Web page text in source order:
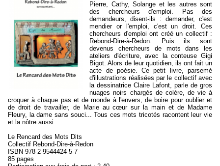
Pierre, Cathy, Solange et les autres sont
des chercheurs d'emploi. Pas des
demandeurs, disent-ils : demander, c'est
mendier or l'emploi, c'est un droit. Ces
chercheurs d'emploi ont créé un collectif :
Rebond-Dire-à-Redon. Puis ils sont
devenus chercheurs de mots dans les
ateliers d'écriture, avec la conteuse Gigi
Bigot. Alors de leur quotidien, ils ont fait un
acte de poésie. Ce petit livre, parsemé
d'illustrations réalisées par le collectif avec
la dessinatrice Claire Lafont, parle de gros
nuages noirs chargés de colère, de vie à
croquer à chaque pas et de monde à l'envers, de boire pour oublier et
de droit de travailler, de Marie au cœur sur la main et de Madame
Fleury, la dame sans souci... Tous ces mots tricotés racontent leur vie
et la nôtre aussi.
Le Rencard des Mots Dits
Collectif Rebond-Dire-à-Redon
ISBN 978-2-9544424-5-7
85 pages